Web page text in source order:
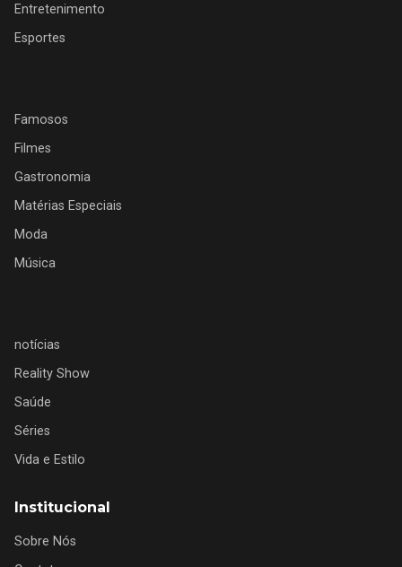
Entretenimento
Esportes
Famosos
Filmes
Gastronomia
Matérias Especiais
Moda
Música
notícias
Reality Show
Saúde
Séries
Vida e Estilo
Institucional
Sobre Nós